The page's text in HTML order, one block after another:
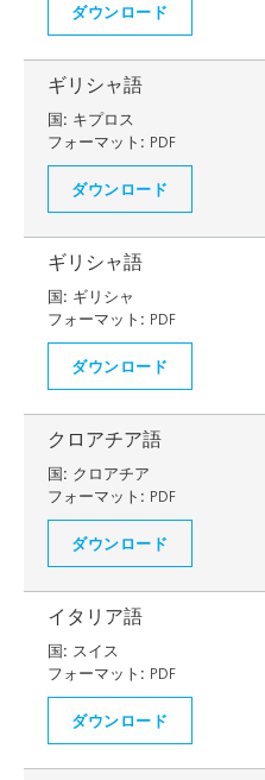
ダウンロード
ギリシャ語
国: キプロス
フォーマット: PDF
ダウンロード
ギリシャ語
国: ギリシャ
フォーマット: PDF
ダウンロード
クロアチア語
国: クロアチア
フォーマット: PDF
ダウンロード
イタリア語
国: スイス
フォーマット: PDF
ダウンロード